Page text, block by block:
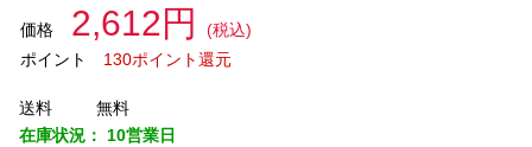
価格 2,612円
(税込)
ポイント
130ポイント還元
送料
無料
在庫状況： 10営業日